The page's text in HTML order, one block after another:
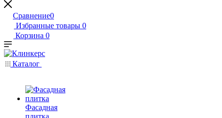
Сравнение0
Избранные товары 0
Корзина 0
Каталог
Фасадная
плитка